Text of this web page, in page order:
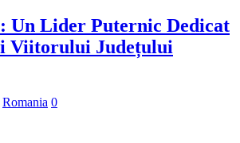
Lider Puternic Dedicat
Viitorului Județului
Romania 0